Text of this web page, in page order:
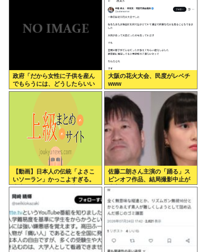
政府「だから女性に子供を産ん
でもらうには、どうしたらいい
のよ;;」
大阪の花火大会、民度がレベチ
www
【動画】日本人の伝統「よさこ
いソーラン」かっこよすぎる。
古来から我々のDNAに刻まれた
踊り
佐藤二朗さん主演の「踊る」ス
ピンオフ作品、結局撮影中止が
決定www